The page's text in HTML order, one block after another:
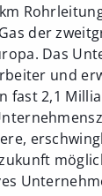
der
Das
und
fast 2,1